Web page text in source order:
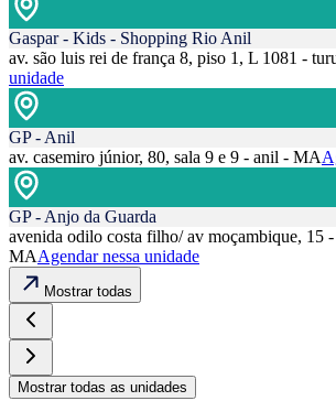
Gaspar - Kids - Shopping Rio Anil
av. são luis rei de frança 8, piso 1, L 1081 -
unidade
GP - Anil
av. casemiro júnior, 80, sala 9 e 9 - anil - MA
GP - Anjo da Guarda
avenida odilo costa filho/ av moçambique, 15
MAAgendar nessa unidade
Mostrar todas
Mostrar todas as unidades